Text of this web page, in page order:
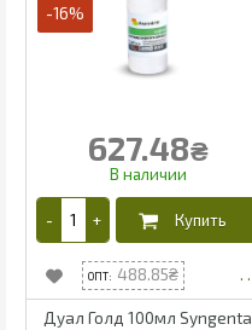
-16%
627.48₴
488.85
Дуал Голд 100мл Syngenta